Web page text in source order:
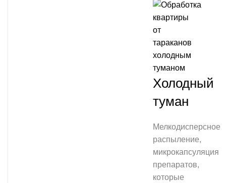
Холодный
туман
Мелкодисперсное
распыление,
микрокапсуляция
препаратов,
которые